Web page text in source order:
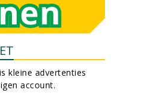
kleine advertenties
account.